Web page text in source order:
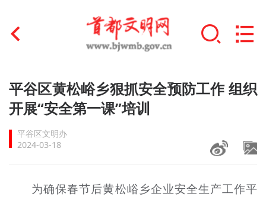
首页
文明创建
文明实践
未成年人思想道德建设
平谷区黄松峪乡狠抓安全预防工作 组织
开展“安全第一课”培训
平谷区文明办
2024-03-18
为确保春节后黄松峪乡企业安全生产工作平